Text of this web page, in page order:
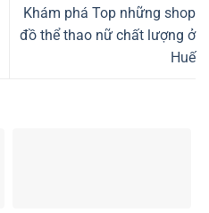
Khám phá Top những shop
đồ thể thao nữ chất lượng ở
Huế